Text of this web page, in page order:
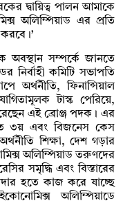
দ্বায়িত্ব পালন আমাকে
অলিম্পিয়াড এর প্রতি
অবস্থান সম্পর্কে জানতে
নির্বাহী কমিটি সভাপতি
অর্থনীতি, ফিনান্সিয়াল
টাস্ক পেরিয়ে,
এই ব্রোঞ্জ পদক। এর
৩য় এবং বিজনেস কেস
শিক্ষা, দেশ গড়ার
অলিম্পিয়াড তরুণদের
সমৃদ্ধি এবং বিস্তারের
হতে কাজ করে যাচ্ছে
অলিম্পিয়াডে